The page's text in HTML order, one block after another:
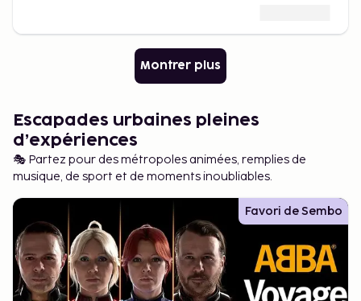
Montrer plus
Escapades urbaines pleines
d’expériences
🎭 Partez pour des métropoles animées, remplies de
musique, de sport et de moments inoubliables.
Favori de Sembo